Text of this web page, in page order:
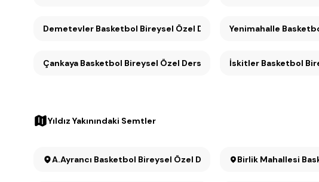
Demetevler Basketbol Bireysel Özel Ders (4)Yenimahalle
Çankaya Basketbol Bireysel Özel Ders (4) İskitler Basketbol
Yıldız Yakınındaki Semtler
A.Ayrancı Basketbol Bireysel Özel Ders Birlik Mahallesi